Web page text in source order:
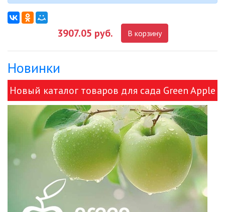
ДЕКОРАТИВНАЯ ПОДСВЕТКА
ДЕКОРАТИВНЫЕ СВЕТИЛЬНИКИ
ИЗОЛЯЦИОННАЯ ЛЕНТА
ИНФРАКРАСНЫЕ ЛАМПЫ
ИСТОЧНИКИ СВЕТА
КАБЕЛЕНЕСУЩИЕ СИСТЕМЫ
КАБЕЛЬ
3907.05 руб. В корзину
Новинки
Новый каталог товаров для сада Green Apple
и ЭРА!